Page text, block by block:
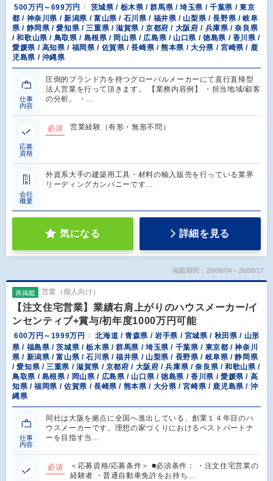
500万円～699万円
茨城県 / 栃木県 / 群馬県 / 埼玉県 / 千葉県 / 東京
都 / 神奈川県 / 新潟県 / 富山県 / 石川県 / 福井県 / 山梨県 / 長野県 / 岐阜
県 / 静岡県 / 愛知県 / 三重県 / 滋賀県 / 京都府 / 大阪府 / 兵庫県 / 奈良県
/ 和歌山県 / 鳥取県 / 島根県 / 岡山県 / 広島県 / 山口県 / 徳島県 / 香川県 /
愛媛県 / 高知県 / 福岡県 / 佐賀県 / 長崎県 / 熊本県 / 大分県 / 宮崎県 / 鹿
児島県 / 沖縄県
仕事
内容
圧倒的ブランド力を持つグローバルメーカーにて直行直帰型
法人営業を行って頂きます。 【業務内容例】 ・担当地域/顧客
の分析。 ・…
応募
資格
必須 営業経験（有形・無形不問）
会社
概要
外資系大手の建築用工具・材料の輸入販売を行っている業界
リーディングカンパニーです…
気になる 詳細を見る
掲載期間：26/08/04～26/08/17
再掲載 営業（個人向け）
【注文住宅営業】業績右肩上がりのハウスメーカー/イ
ンセンティブ+賞与/初年度1000万円可能
600万円～1999万円
北海道 / 青森県 / 岩手県 / 宮城県 / 秋田県 / 山形
県 / 福島県 / 茨城県 / 栃木県 / 群馬県 / 埼玉県 / 千葉県 / 東京都 / 神奈川
県 / 新潟県 / 富山県 / 石川県 / 福井県 / 山梨県 / 長野県 / 岐阜県 / 静岡県
/ 愛知県 / 三重県 / 滋賀県 / 京都府 / 大阪府 / 兵庫県 / 奈良県 / 和歌山県 /
鳥取県 / 島根県 / 岡山県 / 広島県 / 山口県 / 徳島県 / 香川県 / 愛媛県 / 高
知県 / 福岡県 / 佐賀県 / 長崎県 / 熊本県 / 大分県 / 宮崎県 / 鹿児島県 / 沖
縄県
仕事
内容
同社は大阪を拠点に全国へ進出している、創業１４年目のハ
ウスメーカーです。理想の家づくりにおけるベストパートナ
ーを目指す当…
必須
＜応募資格/応募条件＞ ■必須条件： ・注文住宅営業の
経験者 ・普通自動車免許をお持ち…